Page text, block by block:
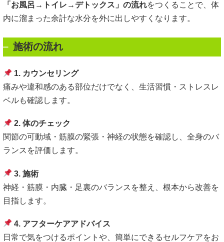
「お風呂→トイレ→デトックス」の流れをつくることで、体
内に溜まった余計な水分を外に出しやすくなります。
施術の流れ
1. カウンセリング
痛みや違和感のある部位だけでなく、生活習慣・ストレスレ
ベルも確認します。
2. 体のチェック
関節の可動域・筋膜の緊張・神経の状態を確認し、全身のバ
ランスを評価します。
3. 施術
神経・筋膜・内臓・足裏のバランスを整え、根本から改善を
目指します。
4. アフターケアアドバイス
日常で気をつけるポイントや、簡単にできるセルフケアをお